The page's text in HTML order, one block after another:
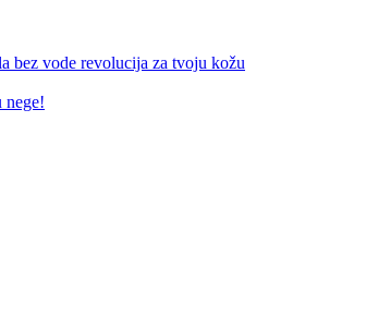
bez vode revolucija za tvoju kožu
nege!